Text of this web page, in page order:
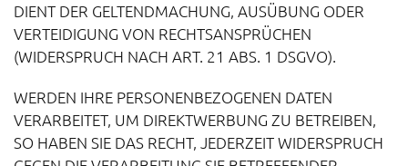
DIENT DER GELTENDMACHUNG, AUSÜBUNG ODER
VERTEIDIGUNG VON RECHTSANSPRÜCHEN
(WIDERSPRUCH NACH ART. 21 ABS. 1 DSGVO).
WERDEN IHRE PERSONENBEZOGENEN DATEN
VERARBEITET, UM DIREKTWERBUNG ZU BETREIBEN,
SO HABEN SIE DAS RECHT, JEDERZEIT WIDERSPRUCH